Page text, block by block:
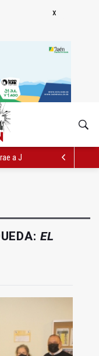
a Jaén al filósofo Omar
EL